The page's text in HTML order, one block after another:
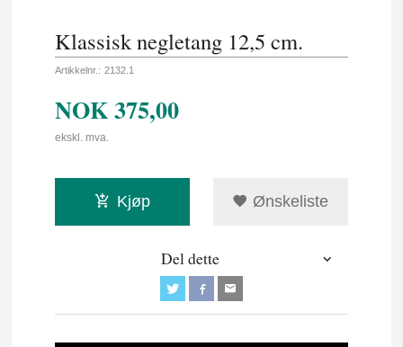
Klassisk negletang 12,5 cm.
Artikkelnr.: 2132.1
NOK375,00
ekskl. mva.
Kjøp Ønskeliste
Del dette